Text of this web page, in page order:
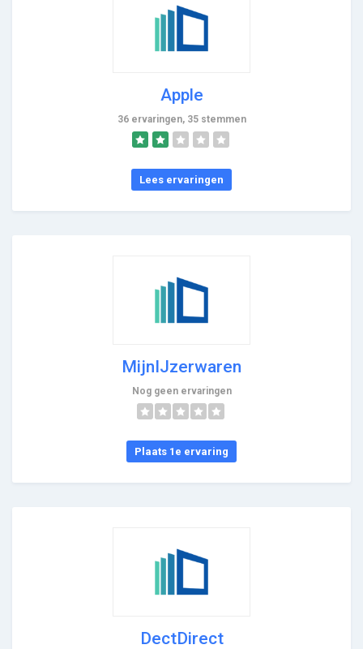
Apple
36 ervaringen, 35 stemmen
Lees ervaringen
MijnIJzerwaren
Nog geen ervaringen
Plaats 1e ervaring
DectDirect